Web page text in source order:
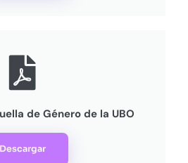
de Género de la UBO
Descargar